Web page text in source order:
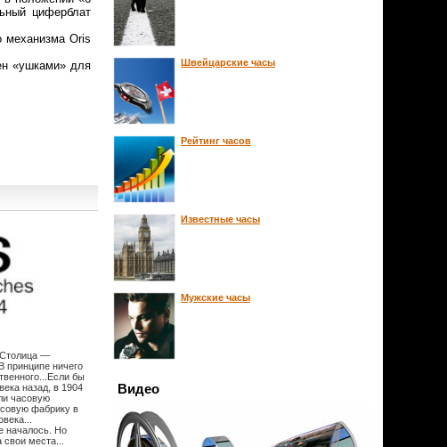
циферблат
механизма Oris
«ушками» для
Столица —
принципе ничего
бы
назад, в 1904
часовую
фабрику в
началось. Но
места...
Швейцарские часы
Рейтинг часов
Известные часы
Мужские часы
Видео